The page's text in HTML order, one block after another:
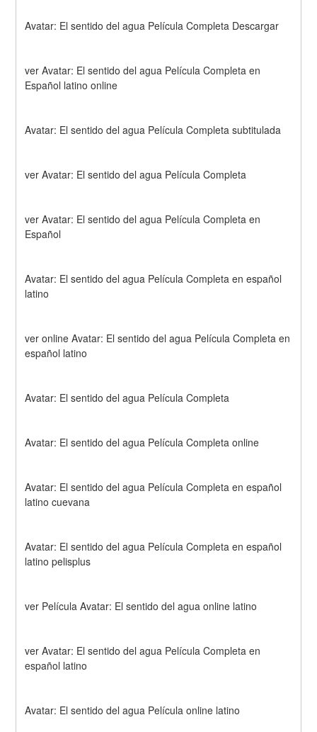
Avatar: El sentido del agua Película Completa Descargar
ver Avatar: El sentido del agua Película Completa en
Español latino online
Avatar: El sentido del agua Película Completa subtitulada
ver Avatar: El sentido del agua Película Completa
ver Avatar: El sentido del agua Película Completa en
Español
Avatar: El sentido del agua Película Completa en español
latino
ver online Avatar: El sentido del agua Película Completa en
español latino
Avatar: El sentido del agua Película Completa
Avatar: El sentido del agua Película Completa online
Avatar: El sentido del agua Película Completa en español
latino cuevana
Avatar: El sentido del agua Película Completa en español
latino pelisplus
ver Película Avatar: El sentido del agua online latino
ver Avatar: El sentido del agua Película Completa en
español latino
Avatar: El sentido del agua Película online latino